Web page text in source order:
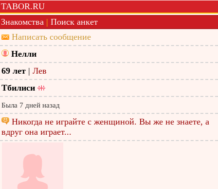
TABOR.RU
Знакомства | Поиск анкет
Написать сообщение
Нелли
69 лет | Лев
Тбилиси
Была 7 дней назад
Никогда не играйте с женщиной. Вы же не знаете, а
вдруг она играет...